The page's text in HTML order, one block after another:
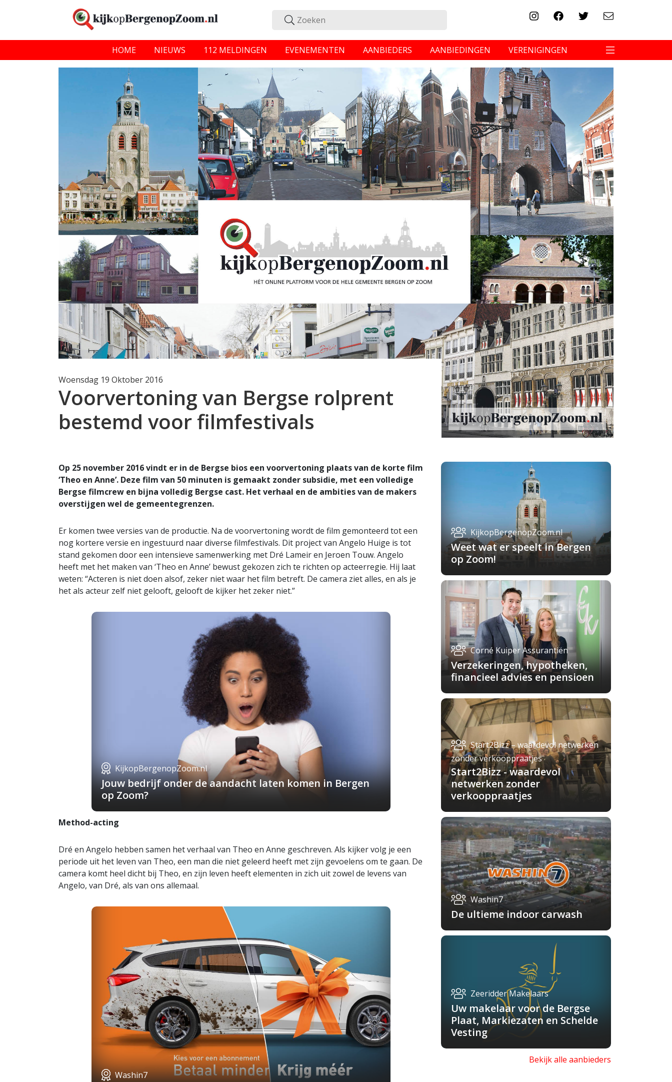
HOME NIEUWS 112 MELDINGEN EVENEMENTEN AANBIEDERS AANBIEDINGEN VERENIGINGEN
Woensdag 19 Oktober 2016
Voorvertoning van Bergse rolprent
bestemd voor filmfestivals
Op 25 november 2016 vindt er in de Bergse bios een voorvertoning plaats van de korte film
‘Theo en Anne’. Deze film van 50 minuten is gemaakt zonder subsidie, met een volledige
Bergse filmcrew en bijna volledig Bergse cast. Het verhaal en de ambities van de makers
overstijgen wel de gemeentegrenzen.
Er komen twee versies van de productie. Na de voorvertoning wordt de film gemonteerd tot een
nog kortere versie en ingestuurd naar diverse filmfestivals. Dit project van Angelo Huige is tot
stand gekomen door een intensieve samenwerking met Dré Lameir en Jeroen Touw. Angelo
heeft met het maken van ‘Theo en Anne’ bewust gekozen zich te richten op acteerregie. Hij laat
weten: “Acteren is niet doen alsof, zeker niet waar het film betreft. De camera ziet alles, en als je
het als acteur zelf niet gelooft, gelooft de kijker het zeker niet.”
KijkopBergenopZoom.nl
Jouw bedrijf onder de aandacht laten komen in Bergen
op Zoom?
Method-acting
Dré en Angelo hebben samen het verhaal van Theo en Anne geschreven. Als kijker volg je een
periode uit het leven van Theo, een man die niet geleerd heeft met zijn gevoelens om te gaan. De
camera komt heel dicht bij Theo, en zijn leven heeft elementen in zich uit zowel de levens van
Angelo, van Dré, als van ons allemaal.
Washin7
KijkopBergenopZoom.nl
Weet wat er speelt in Bergen
op Zoom!
Corné Kuiper Assurantiën
Verzekeringen, hypotheken,
financieel advies en pensioen
Start2Bizz – waardevol netwerken
zonder verkooppraatjes
Start2Bizz - waardevol
netwerken zonder
verkooppraatjes
Washin7
De ultieme indoor carwash
Zeeridder Makelaars
Uw makelaar voor de Bergse
Plaat, Markiezaten en Schelde
Vesting
Bekijk alle aanbieders